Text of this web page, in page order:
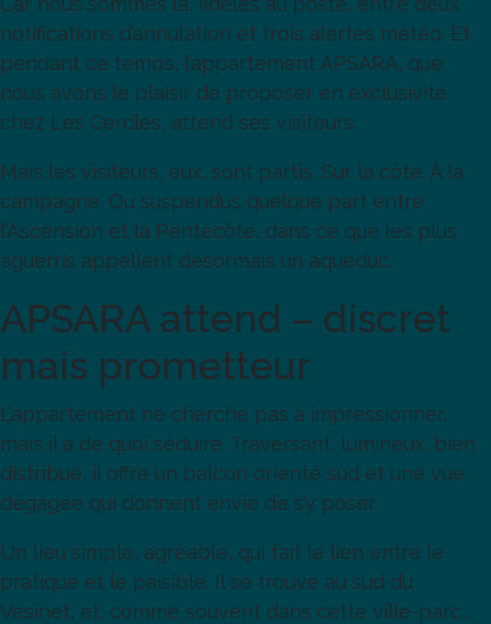
notifications d’annulation et trois alertes météo. Et
pendant ce temps, l’appartement APSARA, que
nous avons le plaisir de proposer en exclusivité
chez Les Cercles, attend ses visiteurs.
Mais les visiteurs, eux, sont partis. Sur la côte. À la
campagne. Ou suspendus quelque part entre
l’Ascension et la Pentecôte, dans ce que les plus
aguerris appellent désormais un aqueduc.
APSARA attend – discret
mais prometteur
L’appartement ne cherche pas à impressionner,
mais il a de quoi séduire. Traversant, lumineux, bien
distribué, il offre un balcon orienté sud et une vue
dégagée qui donnent envie de s’y poser.
Un lieu simple, agréable, qui fait le lien entre le
pratique et le paisible. Il se trouve au sud du
Vésinet, et, comme souvent dans cette ville-parc,